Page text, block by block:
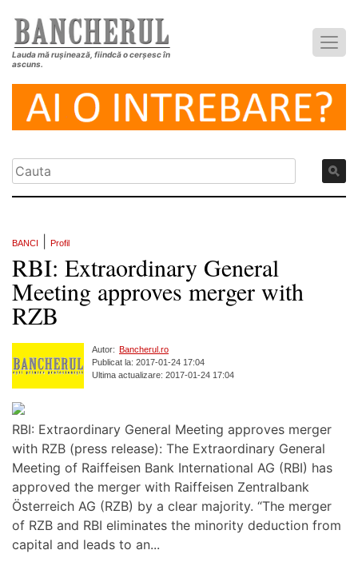
Lauda mă rușinează, fiindcă o cerșesc în
ascuns.
BANCI Profil
RBI: Extraordinary General
Meeting approves merger with
RZB
Autor: Bancherul.ro
Publicat la: 2017-01-24 17:04
Ultima actualizare: 2017-01-24 17:04
RBI: Extraordinary General Meeting approves merger
with RZB (press release): The Extraordinary General
Meeting of Raiffeisen Bank International AG (RBI) has
approved the merger with Raiffeisen Zentralbank
Österreich AG (RZB) by a clear majority. “The merger
of RZB and RBI eliminates the minority deduction from
capital and leads to an...